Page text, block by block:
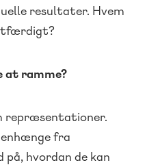
resultater. Hvem
at ramme?
repræsentationer.
fra
hvordan de kan